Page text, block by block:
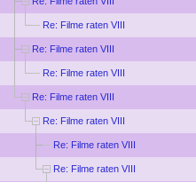
Re: Filme raten VIII
Re: Filme raten VIII
Re: Filme raten VIII
Re: Filme raten VIII
Re: Filme raten VIII
Re: Filme raten VIII
Re: Filme raten VIII